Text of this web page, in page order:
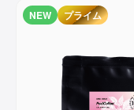
NEW プライム